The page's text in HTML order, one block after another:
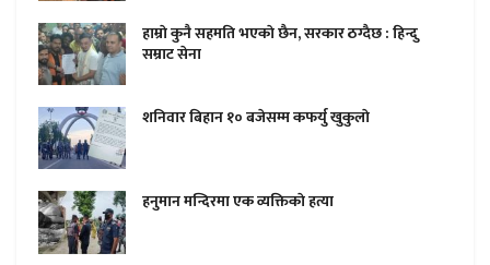
हाम्राे कुनै सहमति भएकाे छैन, सरकार ठग्दैछ : हिन्दु
सम्राट सेना
शनिवार बिहान १० बजेसम्म कफर्यु खुकुलाे
हनुमान मन्दिरमा एक व्यक्तिकाे हत्या